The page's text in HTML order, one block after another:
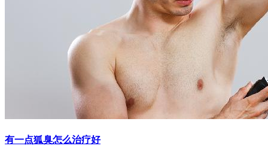
有一点狐臭怎么治疗好